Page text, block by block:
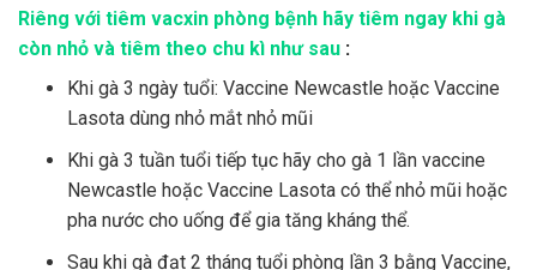
Riêng với tiêm vacxin phòng bệnh hãy tiêm ngay khi gà
còn nhỏ và tiêm theo chu kì như sau :
Khi gà 3 ngày tuổi: Vaccine Newcastle hoặc Vaccine
Lasota dùng nhỏ mắt nhỏ mũi
Khi gà 3 tuần tuổi tiếp tục hãy cho gà 1 lần vaccine
Newcastle hoặc Vaccine Lasota có thể nhỏ mũi hoặc
pha nước cho uống để gia tăng kháng thể.
Sau khi gà đạt 2 tháng tuổi phòng lần 3 bằng Vaccine,